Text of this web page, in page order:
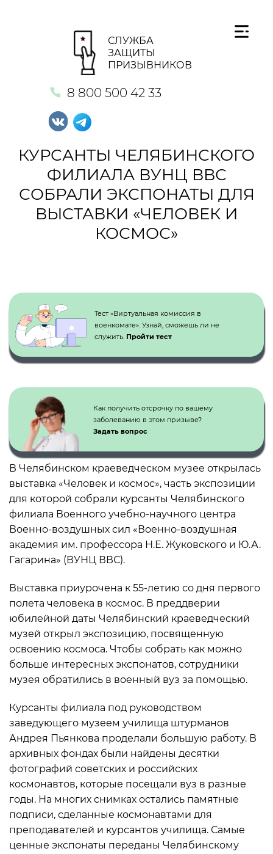
СЛУЖБА
ЗАЩИТЫ
ПРИЗЫВНИКОВ
8 800 500 42 33
КУРСАНТЫ ЧЕЛЯБИНСКОГО
ФИЛИАЛА ВУНЦ ВВС
СОБРАЛИ ЭКСПОНАТЫ ДЛЯ
ВЫСТАВКИ «ЧЕЛОВЕК И
КОСМОС»
Тест «Виртуальная комиссия в
военкомате». Узнай, сможешь ли не
служить. Пройти тест
Как получить отсрочку по вашему
заболеванию в этом призыве?
Задать вопрос
В Челябинском краеведческом музее открылась
выставка «Человек и космос», часть экспозиции
для которой собрали курсанты Челябинского
филиала Военного учебно-научного центра
Военно-воздушных сил «Военно-воздушная
академия им. профессора Н.Е. Жуковского и Ю.А.
Гагарина» (ВУНЦ ВВС).
Выставка приурочена к 55-летию со дня первого
полета человека в космос. В преддверии
юбилейной даты Челябинский краеведческий
музей открыл экспозицию, посвященную
освоению космоса. Чтобы собрать как можно
больше интересных экспонатов, сотрудники
музея обратились в военный вуз за помощью.
Курсанты филиала под руководством
заведующего музеем училища штурманов
Андрея Пьянкова проделали большую работу. В
архивных фондах были найдены десятки
фотографий советских и российских
космонавтов, которые посещали вуз в разные
годы. На многих снимках остались памятные
подписи, сделанные космонавтами для
преподавателей и курсантов училища. Самые
ценные экспонаты переданы Челябинскому